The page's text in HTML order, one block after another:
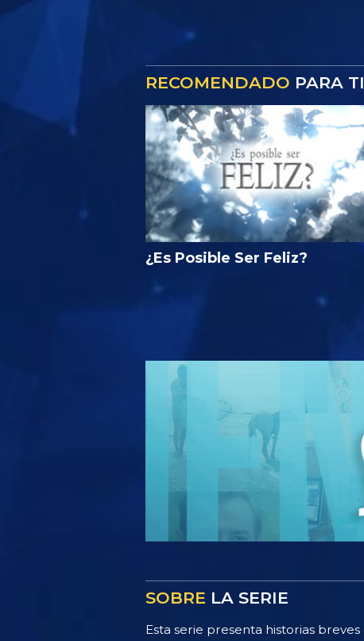
RECOMENDADO PARA TI
¿Es Posible Ser Feliz?
SOBRE LA SERIE
Esta serie presenta historias